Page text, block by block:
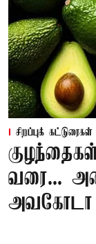
சிறப்புக் கட்டுரைகள்
வரை...
அவகோடா